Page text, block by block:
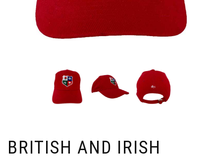
BRITISH AND IRISH